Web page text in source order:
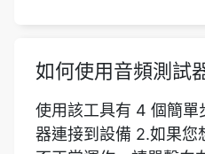
如何使用音頻測試
使用該工具有 4 個簡單
器連接到設備 2.如果您